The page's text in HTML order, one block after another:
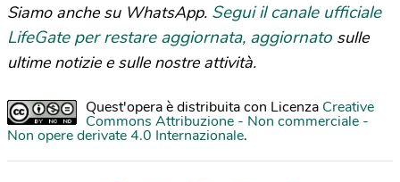
Siamo anche su WhatsApp. Segui il canale ufficiale
LifeGate per restare aggiornata, aggiornato sulle
ultime notizie e sulle nostre attività.
Quest'opera è distribuita con Licenza Creative
Commons Attribuzione - Non commerciale -
Non opere derivate 4.0 Internazionale.